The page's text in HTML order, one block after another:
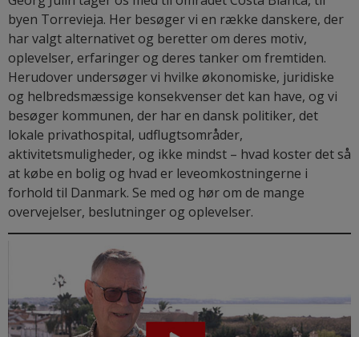
byen Torrevieja. Her besøger vi en række danskere, der
har valgt alternativet og beretter om deres motiv,
oplevelser, erfaringer og deres tanker om fremtiden.
Herudover undersøger vi hvilke økonomiske, juridiske
og helbredsmæssige konsekvenser det kan have, og vi
besøger kommunen, der har en dansk politiker, det
lokale privathospital, udflugtsområder,
aktivitetsmuligheder, og ikke mindst – hvad koster det så
at købe en bolig og hvad er leveomkostningerne i
forhold til Danmark. Se med og hør om de mange
overvejelser, beslutninger og oplevelser.